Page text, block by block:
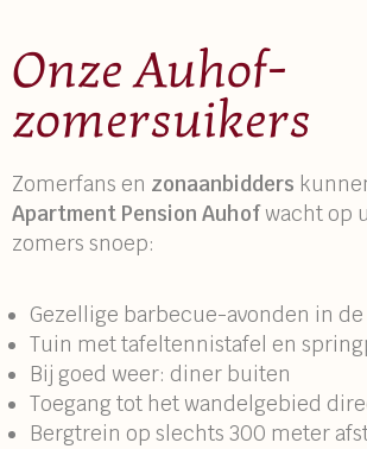
Onze Auhof-
zomersuikers
Zomerfans en zonaanbidders
Apartment Pension Auhofwacht op
zomers snoep:
Gezellige barbecue-avonden in
Tuin met tafeltennistafel en
Bij goed weer: diner buiten
Toegang tot het wandelgebied
Bergtrein op slechts 300 meter